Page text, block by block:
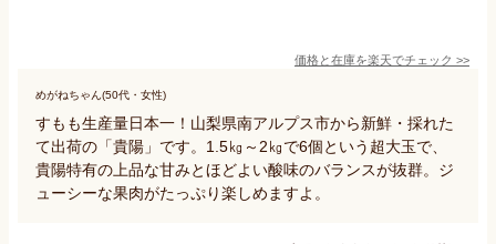
価格と在庫を楽天でチェック >>
めがねちゃん(50代・女性)
すもも生産量日本一！山梨県南アルプス市から新鮮・採れた
て出荷の「貴陽」です。1.5㎏～2㎏で6個という超大玉で、
貴陽特有の上品な甘みとほどよい酸味のバランスが抜群。ジ
ューシーな果肉がたっぷり楽しめますよ。